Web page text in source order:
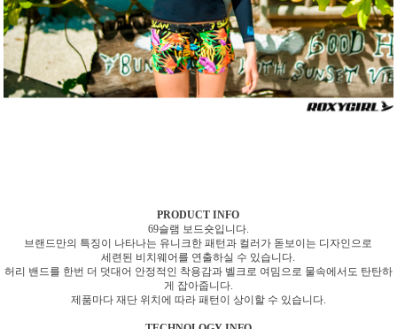
PRODUCT INFO
69슬램 보드숏입니다.
브랜드만의 특징이 나타나는 유니크한 패턴과 컬러가 돋보이는 디자인으로
세련된 비치웨어를 연출하실 수 있습니다.
허리 밴드를 한번 더 덧대어 안정적인 착용감과 벨크로 여밈으로 물속에서도 탄탄하
게 잡아줍니다.
제품마다 재단 위치에 따라 패턴이 상이할 수 있습니다.